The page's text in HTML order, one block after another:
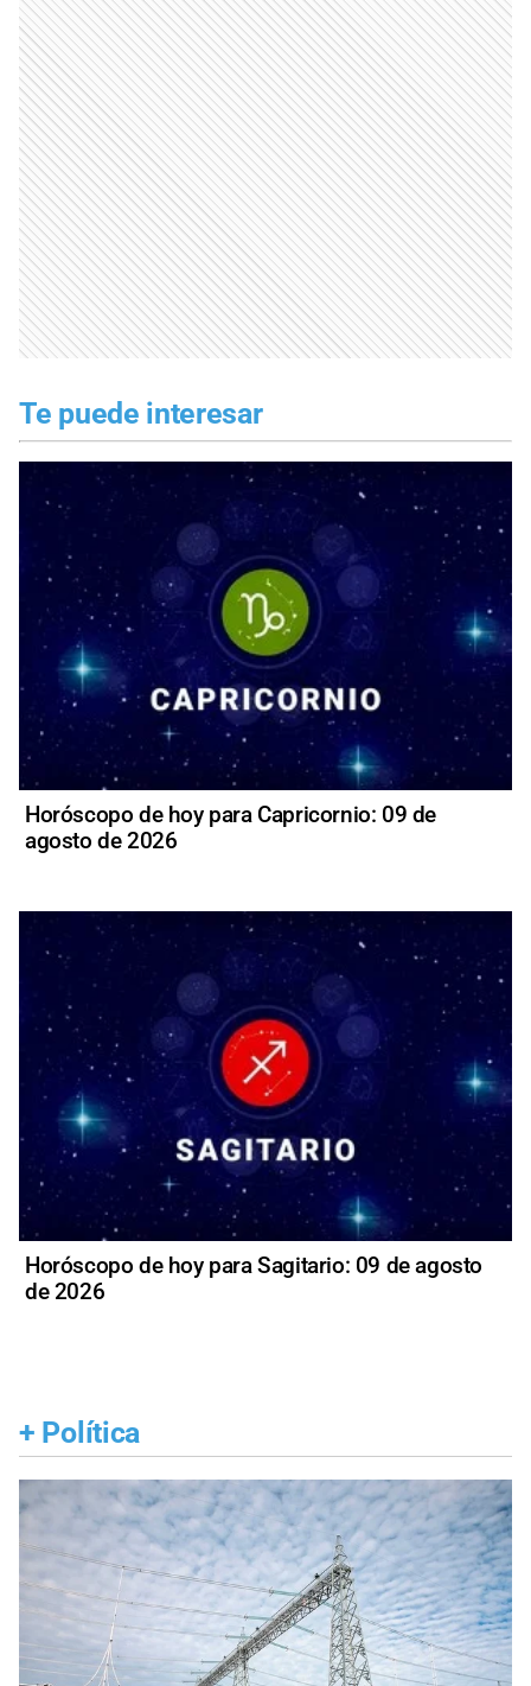
Te puede interesar
Horóscopo de hoy para Capricornio: 09 de
agosto de 2026
Horóscopo de hoy para Sagitario: 09 de agosto
de 2026
+ Política